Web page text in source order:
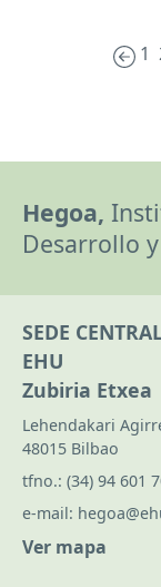
1
Hegoa,
Desarrollo
SEDE
EHU
Zubiria Etxea
Lehendakari
48015 Bilbao
tfno.: (34) 94 601
e-mail:
Ver mapa